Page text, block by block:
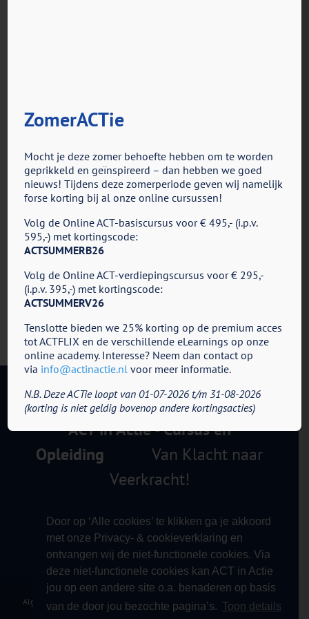
Door op ‘Alle cookies’ te klikken ga je akkoord
met onze Privacy- & cookieverklaring en
ontvangen wij de niet-functionele cookies. Via
deze niet-functionele cookies kan ACT in Actie
jou op een andere site o.a. benaderen op basis
van de door jou bezochte pagina’s. Toon details
JanSmall
Facebook
X Reddit
ACT in Actie - Cursus en
Opleiding
Van Klacht naar
Veerkracht!
Algemene Voorwaarden |Privacy Verklaring|Klachtprocedure | Contact |
Copyright 2012 - 2026 ACT in Actie - Cursus & Opleiding
ZomerACTie
Mocht je deze zomer behoefte hebben om te worden
geprikkeld en geïnspireerd – dan hebben we goed
nieuws! Tijdens deze zomerperiode geven wij namelijk
forse korting bij al onze online cursussen!
Volg de Online ACT-basiscursus voor € 495,- (i.p.v.
595,-) met kortingscode:
ACTSUMMERB26
Volg de Online ACT-verdiepingscursus voor € 295,-
(i.p.v. 395,-) met kortingscode:
ACTSUMMERV26
Tenslotte bieden we 25% korting op de premium acces
tot ACTFLIX en de verschillende eLearnings op onze
online academy. Interesse? Neem dan contact op
via info@actinactie.nl voor meer informatie.
N.B. Deze ACTie loopt van 01-07-2026 t/m 31-08-2026
(korting is niet geldig bovenop andere kortingsacties)